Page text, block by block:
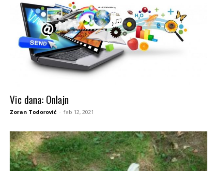
Vic dana: Onlajn
Zoran Todorović - feb 12, 2021